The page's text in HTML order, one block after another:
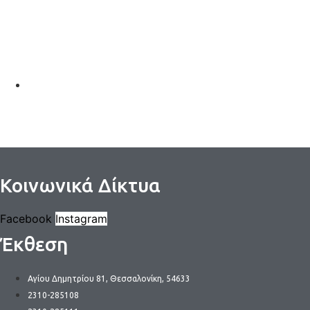
Κοινωνικά Δίκτυα
Facebook Instagram
Έκθεση
Αγίου Δημητρίου 81, Θεσσαλονίκη, 54633
2310-285108